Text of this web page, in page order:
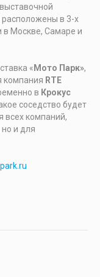
расположены в 3-х
в Москве, Самаре и
« Мото Парк»,
компания RTE
в Крокус
соседство будет
всех компаний,
и для